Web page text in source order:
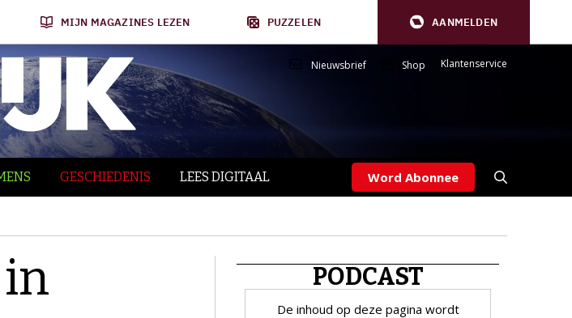
MIJN MAGAZINES LEZEN PUZZELEN AANMELDEN
Nieuwsbrief Shop Klantenservice
GESCHIEDENIS LEES DIGITAAL Word Abonnee
PODCAST
De inhoud op deze pagina wordt